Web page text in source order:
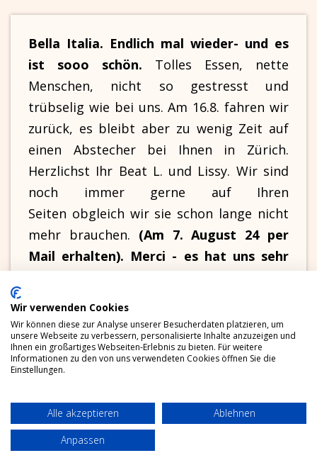
Bella Italia. Endlich mal wieder- und es
ist sooo schön. Tolles Essen, nette
Menschen, nicht so gestresst und
trübselig wie bei uns. Am 16.8. fahren wir
zurück, es bleibt aber zu wenig Zeit auf
einen Abstecher bei Ihnen in Zürich.
Herzlichst Ihr Beat L. und Lissy. Wir sind
noch immer gerne auf Ihren
Seiten obgleich wir sie schon lange nicht
mehr brauchen. (Am 7. August 24 per
Mail erhalten). Merci - es hat uns sehr
Liebe Frau Adler, wir sind im „Le Salon
mit Belle Èpoque-Ambiente“ und
Jahren mal den Tip gegeben. Es ist
wirklich umwerfend. Anbei 3 Fotos - Gerd
Wir verwenden Cookies
Wir können diese zur Analyse unserer Besucherdaten platzieren, um
unsere Webseite zu verbessern, personalisierte Inhalte anzuzeigen und
Ihnen ein großartiges Webseiten-Erlebnis zu bieten. Für weitere
Informationen zu den von uns verwendeten Cookies öffnen Sie die
Einstellungen.
Alle akzeptieren
Ablehnen
Anpassen